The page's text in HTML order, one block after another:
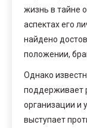
жизнь в тайне
аспектах его
найдено
положении,
Однако
поддерживает
организации и
выступает